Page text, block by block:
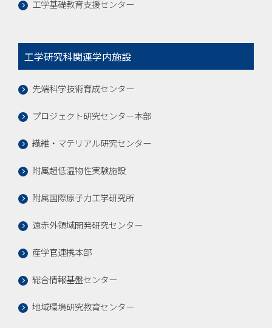
工学基礎教育支援センター
工学研究科関連学内施設
先端科学技術育成センター
プロジェクト研究センター本部
繊維・マテリアル研究センター
附属超低温物性実験施設
附属国際原子力工学研究所
遠赤外領域開発研究センター
産学官連携本部
総合情報基盤センター
地域環境研究教育センター